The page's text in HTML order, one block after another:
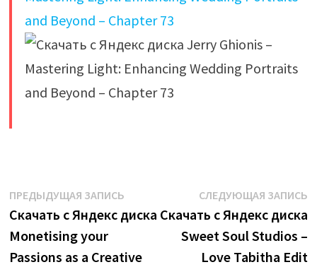
Навигация
по
записям
ПРЕДЫДУЩАЯ ЗАПИСЬПредыдущая
запись:
Скачать с Яндекс диска
Monetising your
Passions as a Creative
СЛЕДУЮЩАЯ ЗАПИСЬ
Скачать с Яндекс диска
Sweet Soul Studios –
Love Tabitha Edit